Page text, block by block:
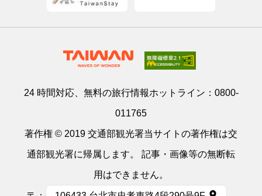
24 時間対応、無料の旅行情報ホットライン： 0800-
011765
著作権 © 2019 交通部観光署当サイトの著作権は交
通部観光署に帰属します。 記事・画像等の無断転
用はできません。